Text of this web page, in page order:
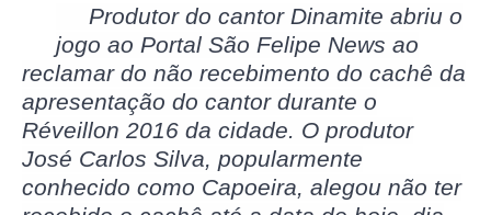
Produtor do cantor Dinamite abriu o
jogo ao Portal São Felipe News ao
reclamar do não recebimento do cachê da
apresentação do cantor durante o
Réveillon 2016 da cidade. O produtor
José Carlos Silva, popularmente
conhecido como Capoeira, alegou não ter